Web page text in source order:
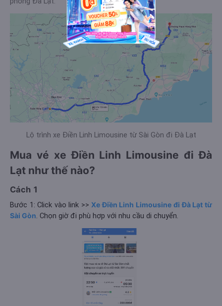
Lộ trình xe Điền Linh Limousine từ Sài Gòn đi Đà Lạt
Mua vé xe Điền Linh Limousine đi Đà
Lạt như thế nào?
Cách 1
Bước 1: Click vào link >> Xe Điền Linh Limousine đi Đà Lạt từ
Sài Gòn. Chọn giờ đi phù hợp với nhu cầu di chuyển.